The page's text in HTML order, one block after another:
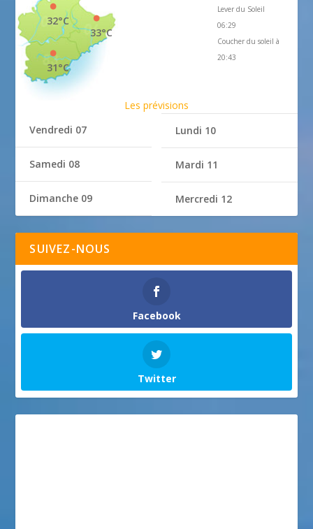
33°C
32°C
31°C
Lever du Soleil
06:29
Coucher du soleil à
20:43
Les prévisions
Vendredi 07
Samedi 08
Dimanche 09
Lundi 10
Mardi 11
Mercredi 12
SUIVEZ-NOUS
Facebook
Twitter